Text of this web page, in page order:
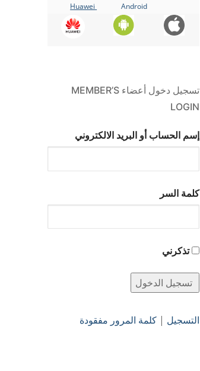
Android
تسجيل دخول أعضاء MEMBER’S
LOGIN
إسم الحساب أو البريد الالكتروني
كلمة السر
تذكرني
التسجيل | كلمة المرور مفقودة